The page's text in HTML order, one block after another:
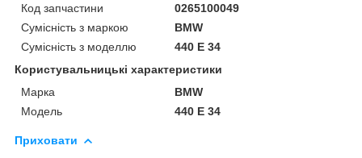
Код запчастини
0265100049
Сумісність з маркою
BMW
Сумісність з моделлю
440 E 34
Користувальницькі характеристики
Марка
BMW
Модель
440 E 34
Приховати